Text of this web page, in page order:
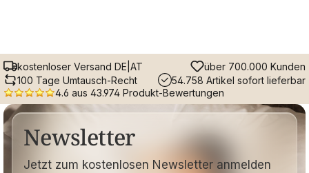
kostenloser Versand DE|AT
über 700.000 Kunden
100 Tage Umtausch-Recht
54.758 Artikel sofort lieferbar
4.6 aus 43.974 Produkt-Bewertungen
Newsletter
Jetzt zum kostenlosen Newsletter anmelden